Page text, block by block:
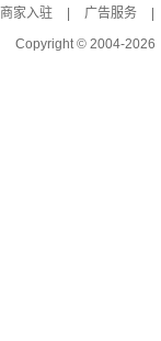
商家入驻 广告服务
Copyright © 2004-2026